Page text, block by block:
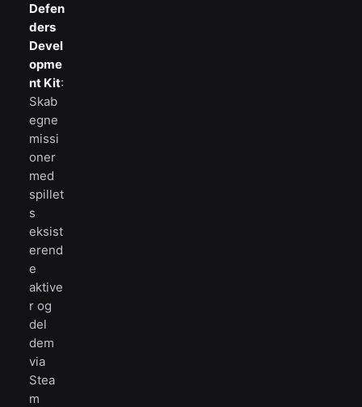
Defen
ders
Devel
opme
nt Kit:
Skab
egne
missi
oner
med
spillet
s
eksist
erend
e
aktive
r og
del
dem
via
Stea
m